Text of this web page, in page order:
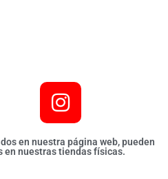
en nuestra página web, pueden
en nuestras tiendas físicas.